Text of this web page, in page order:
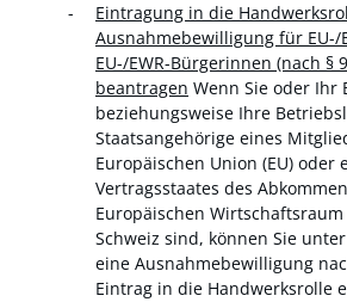
Eintragung in die
Ausnahmebewilligung für EU-/
EU-/EWR-Bürgerinnen (nach §
beantragen Wenn Sie oder Ihr
beziehungsweise Ihre
Staatsangehörige eines
Europäischen Union (EU) oder
Vertragsstaates des
Europäischen Wirtschaftsraum
Schweiz sind, können Sie
eine Ausnahmebewilligung
Eintrag in die Handwerksrolle